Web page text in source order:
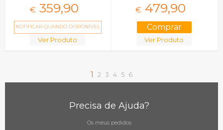
€ 359,90
NOTIFICAR QUANDO DISPONÍVEL
Ver Produto
€ 479,90
Ver Produto
1 2 3 4 5 6
Precisa de Ajuda?
Os meus pedidos